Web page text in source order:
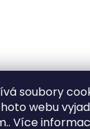
soubory
webu
Více